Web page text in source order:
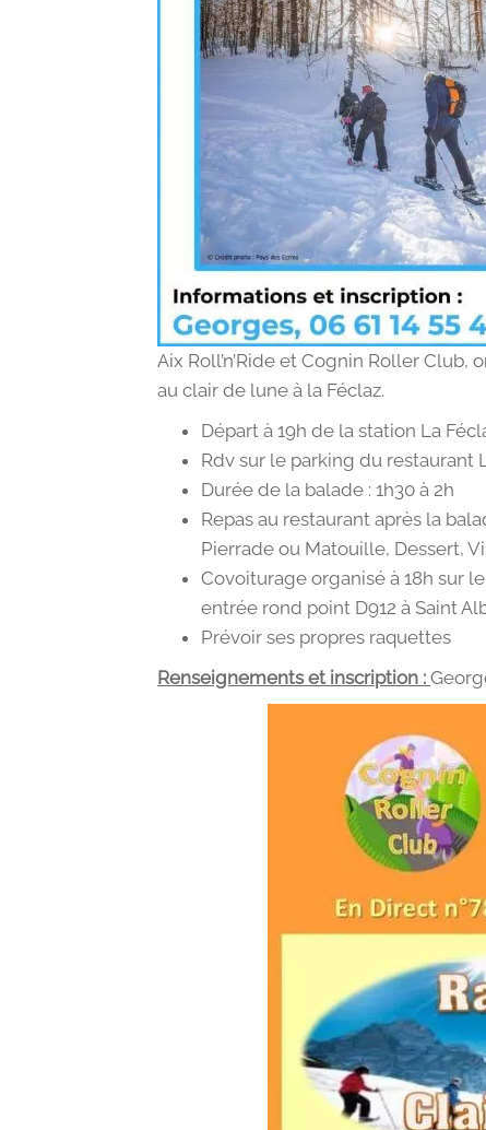
Aix Roll’n’Ride et Cognin Roller
au clair de lune à la Féclaz.
Départ à 19h de la station La
Rdv sur le parking du restaurant
Durée de la balade : 1h30 à 2h
Repas au restaurant après la
Pierrade ou Matouille, Dessert,
Covoiturage organisé à 18h sur
entrée rond point D912 à Saint
Prévoir ses propres raquettes
Renseignements et inscription :